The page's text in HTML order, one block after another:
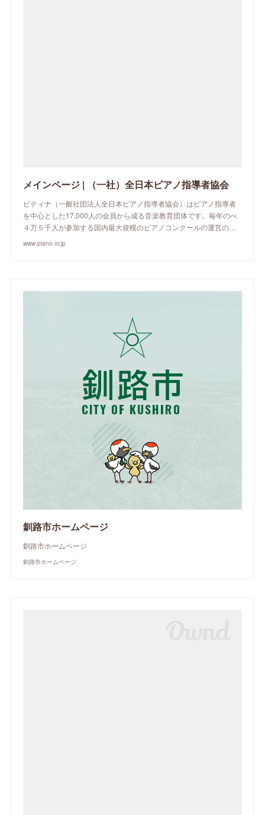
メインページ | （一社）全日本ピアノ指導者協会
ピティナ（一般社団法人全日本ピアノ指導者協会）はピアノ指導者
を中心とした17,000人の会員から成る音楽教育団体です。毎年のべ
４万５千人が参加する国内最大規模のピアノコンクールの運営の…
www.piano.or.jp
釧路市ホームページ
釧路市ホームページ
釧路市ホームページ